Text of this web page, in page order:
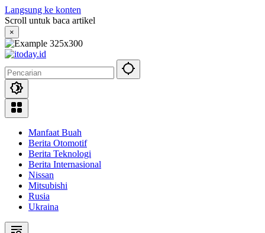
Langsung ke konten
Scroll untuk baca artikel
×
Manfaat Buah
Berita Otomotif
Berita Teknologi
Berita Internasional
Nissan
Mitsubishi
Rusia
Ukraina